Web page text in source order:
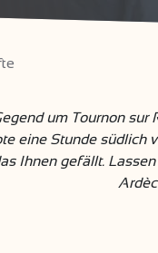
um Tournon sur
eine Stunde südlich
Ihnen gefällt.